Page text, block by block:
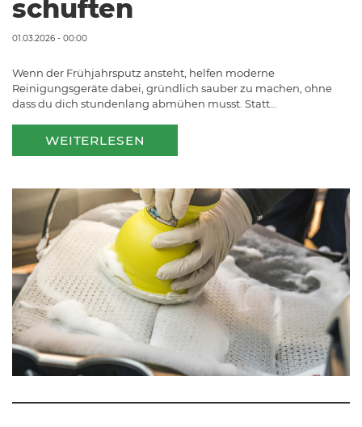
schuften
01.03.2026 - 00:00
Wenn der Frühjahrsputz ansteht, helfen moderne
Reinigungsgeräte dabei, gründlich sauber zu machen, ohne
dass du dich stundenlang abmühen musst. Statt…
WEITERLESEN